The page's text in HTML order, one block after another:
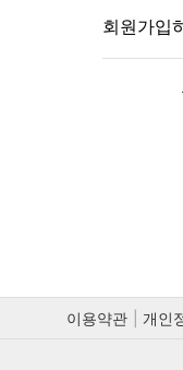
회원가입
이용약관 개인